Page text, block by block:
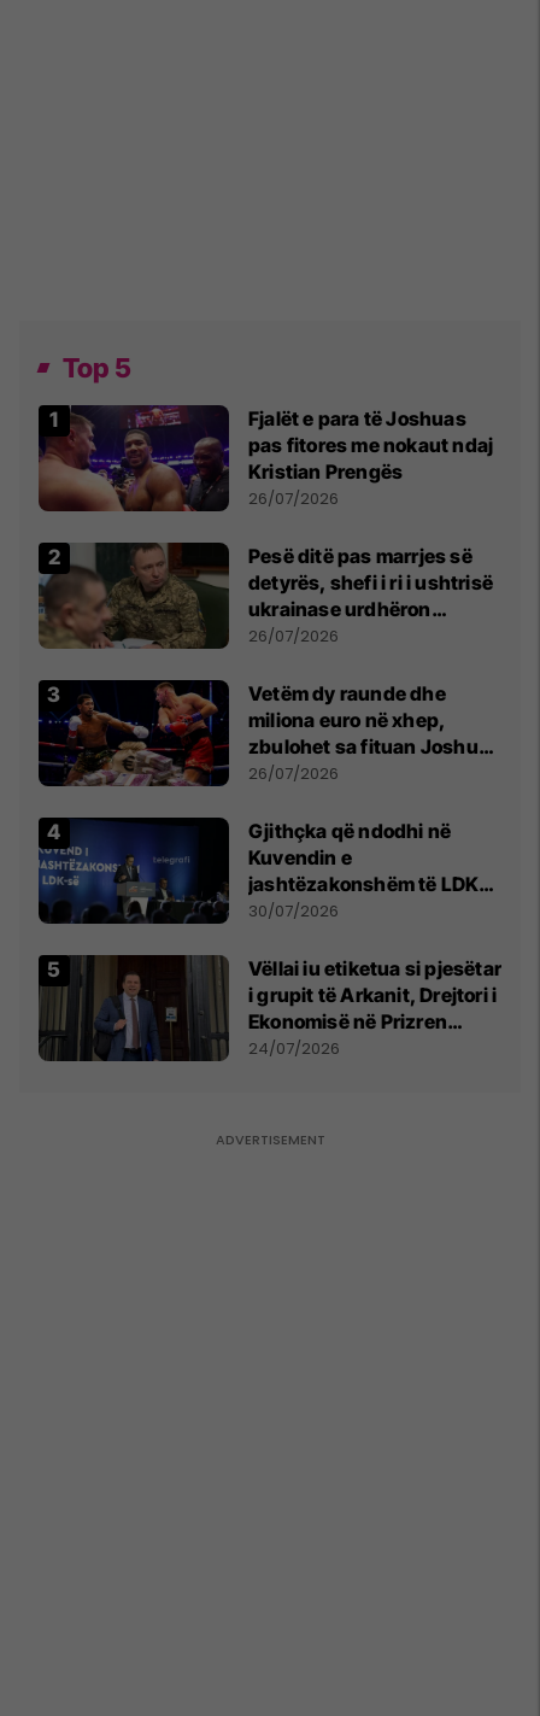
Top 5
Fjalët e para të Joshuas
pas fitores me nokaut ndaj
Kristian Prengës
26/07/2026
Pesë ditë pas marrjes së
detyrës, shefi i ri i ushtrisë
ukrainase urdhëron
kontroll të madh
26/07/2026
Vetëm dy raunde dhe
miliona euro në xhep,
zbulohet sa fituan Joshua
e Prenga
26/07/2026
Gjithçka që ndodhi në
Kuvendin e
jashtëzakonshëm të LDK-
së
30/07/2026
Vëllai iu etiketua si pjesëtar
i grupit të Arkanit, Drejtori i
Ekonomisë në Prizren
mohon pretendimet
24/07/2026